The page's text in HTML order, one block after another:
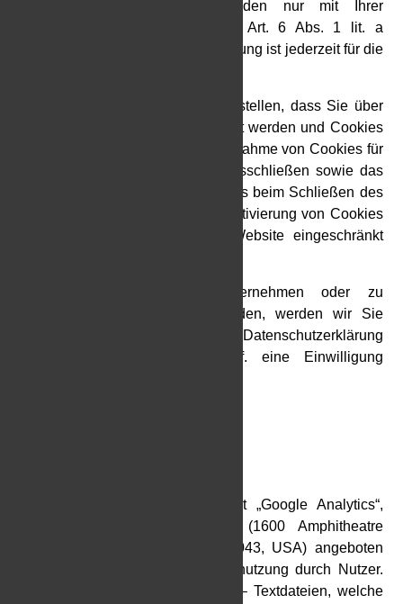
Dienste. Andere Cookies werden nur mit Ihrer
Einwilligung auf Grundlage von Art. 6 Abs. 1 lit. a
DSGVO gespeichert. Die Einwilligung ist jederzeit für die
Sie können Ihren Browser so einstellen, dass Sie über
das Setzen von Cookies informiert werden und Cookies
nur im Einzelfall erlauben, die Annahme von Cookies für
bestimmte Fälle oder generell ausschließen sowie das
automatische Löschen der Cookies beim Schließen des
Browsers aktivieren. Bei der Deaktivierung von Cookies
kann die Funktionalität dieser Website eingeschränkt
Soweit Cookies von Drittunternehmen oder zu
Analysezwecken eingesetzt werden, werden wir Sie
hierüber im Rahmen dieser Datenschutzerklärung
gesondert informieren und ggf. eine Einwilligung
Diese Website nutzt den Dienst „Google Analytics“,
welcher von der Google Inc. (1600 Amphitheatre
Parkway Mountain View, CA 94043, USA) angeboten
wird, zur Analyse der Websitebenutzung durch Nutzer.
Der Dienst verwendet „Cookies“ – Textdateien, welche